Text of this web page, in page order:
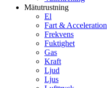
Mätutrustning
El
Fart & Acceleration
Frekvens
Fuktighet
Gas
Kraft
Ljud
Ljus